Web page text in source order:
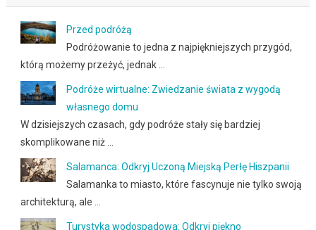
Przed podróżą
Podróżowanie to jedna z najpiękniejszych przygód,
którą możemy przeżyć, jednak …
Podróże wirtualne: Zwiedzanie świata z wygodą
własnego domu
W dzisiejszych czasach, gdy podróże stały się bardziej
skomplikowane niż …
Salamanca: Odkryj Uczoną Miejską Perłę Hiszpanii
Salamanka to miasto, które fascynuje nie tylko swoją
architekturą, ale …
Turystyka wodospadowa: Odkryj piękno